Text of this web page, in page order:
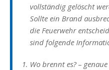
vollständig gelöscht
Sollte ein Brand
die Feuerwehr
sind folgende
Wo brennt es? –